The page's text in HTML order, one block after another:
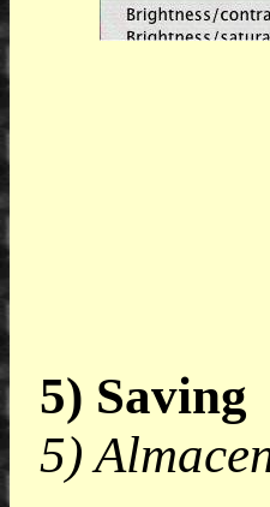
5) Saving
5)